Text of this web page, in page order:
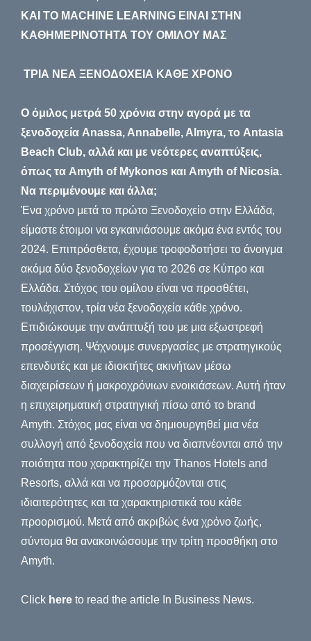
ΚΑΙ ΤΟ MACHINE LEARNING ΕΙΝΑΙ ΣΤΗΝ
ΚΑΘΗΜΕΡΙΝΟΤΗΤΑ ΤΟΥ ΟΜΙΛΟΥ ΜΑΣ
ΤΡΙΑ ΝΕΑ ΞΕΝΟΔΟΧΕΙΑ ΚΑΘΕ ΧΡΟΝΟ
Ο όμιλος μετρά 50 χρόνια στην αγορά με τα
ξενοδοχεία Anassa, Annabelle, Almyra, το Antasia
Beach Club, αλλά και με νεότερες αναπτύξεις,
όπως τα Amyth of Mykonos και Amyth of Nicosia.
Να περιμένουμε και άλλα;
Ένα χρόνο μετά το πρώτο Ξενοδοχείο στην Ελλάδα,
είμαστε έτοιμοι να εγκαινιάσουμε ακόμα ένα εντός του
2024. Επιπρόσθετα, έχουμε τροφοδοτήσει το άνοιγμα
ακόμα δύο ξενοδοχείων για το 2026 σε Κύπρο και
Ελλάδα. Στόχος του ομίλου είναι να προσθέτει,
τουλάχιστον, τρία νέα ξενοδοχεία κάθε χρόνο.
Επιδιώκουμε την ανάπτυξή του με μια εξωστρεφή
προσέγγιση. Ψάχνουμε συνεργασίες με στρατηγικούς
επενδυτές και με ιδιοκτήτες ακινήτων μέσω
διαχειρίσεων ή μακροχρόνιων ενοικιάσεων. Αυτή ήταν
η επιχειρηματική στρατηγική πίσω από το brand
Amyth. Στόχος μας είναι να δημιουργηθεί μια νέα
συλλογή από ξενοδοχεία που να διαπνέονται από την
ποιότητα που χαρακτηρίζει την Thanos Hotels and
Resorts, αλλά και να προσαρμόζονται στις
ιδιαιτερότητες και τα χαρακτηριστικά του κάθε
προορισμού. Μετά από ακριβώς ένα χρόνο ζωής,
σύντομα θα ανακοινώσουμε την τρίτη προσθήκη στο
Amyth.
Click here to read the article In Business News.